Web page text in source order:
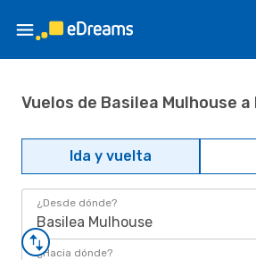
Vuelos de Basilea Mulhouse
Ida y vuelta
¿Desde dónde?
Basilea Mulhouse
¿Hacia dónde?